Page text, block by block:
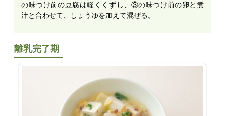
の味つけ前の豆腐は軽くくずし、③の味つけ前の卵と煮
汁と合わせて、しょうゆを加えて混ぜる。
離乳完了期